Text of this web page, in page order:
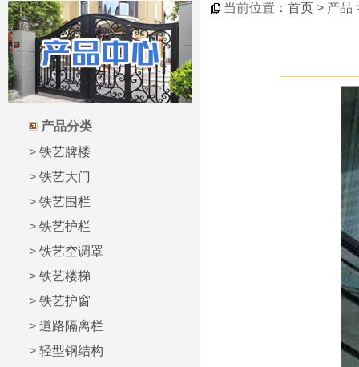
产品分类
> 铁艺牌楼
> 铁艺大门
> 铁艺围栏
> 铁艺护栏
> 铁艺空调罩
> 铁艺楼梯
> 铁艺护窗
> 道路隔离栏
> 轻型钢结构
当前位置： 首页 > 产品